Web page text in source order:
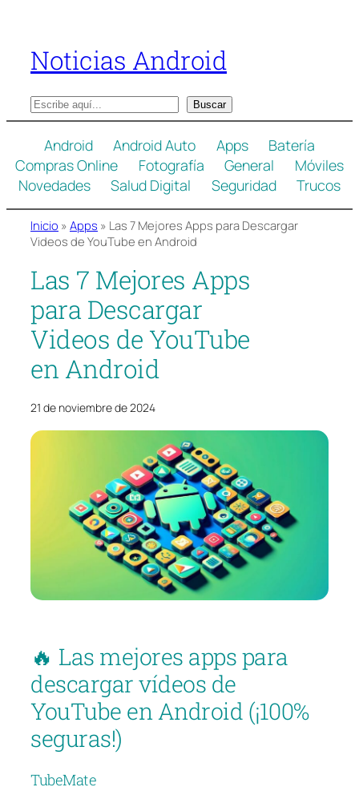
contenido
Noticias Android
B
u
c
a
r
Buscar
Android Android Auto Apps
Batería
Compras Online
Fotografía General
Móviles
Novedades
Salud Digital Seguridad Trucos
Inicio » Apps » Las 7 Mejores Apps para Descargar
Videos de YouTube en Android
Las 7 Mejores Apps
para Descargar
Videos de YouTube
en Android
21 de noviembre de 2024
🔥 Las mejores apps para
descargar vídeos de
YouTube en Android (¡100%
seguras!)
TubeMate